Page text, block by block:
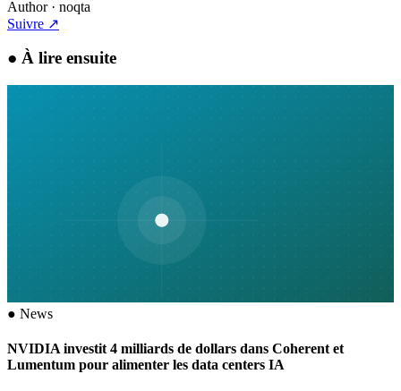
Author· noqta
Suivre ↗
● À lire ensuite
● News
NVIDIA investit 4 milliards de dollars dans Coherent et
Lumentum pour alimenter les data centers IA